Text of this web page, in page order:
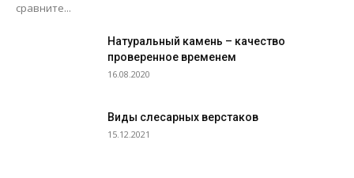
сравните...
Натуральный камень – качество
проверенное временем
16.08.2020
Виды слесарных верстаков
15.12.2021